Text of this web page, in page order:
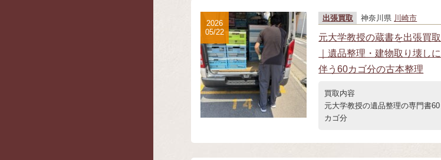
出張買取 神奈川県 川崎市
元大学教授の蔵書を出張買取
｜遺品整理・建物取り壊しに
伴う60カゴ分の古本整理
買取内容
元大学教授の遺品整理の専門書60
カゴ分
2026
05/22